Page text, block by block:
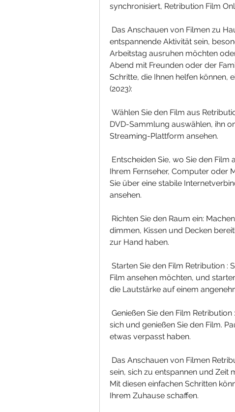
synchronisiert, Retribution Film
entspannende Aktivität sein,
Arbeitstag ausruhen möchten
Abend mit Freunden oder der
Schritte, die Ihnen helfen können,
(2023):
DVD-Sammlung auswählen, ihn
Streaming-Plattform ansehen.
Ihrem Fernseher, Computer oder
Sie über eine stabile
ansehen.
dimmen, Kissen und Decken
zur Hand haben.
Film ansehen möchten, und
die Lautstärke auf einem
sich und genießen Sie den Film.
etwas verpasst haben.
sein, sich zu entspannen und Zeit
Mit diesen einfachen Schritten
Ihrem Zuhause schaffen.